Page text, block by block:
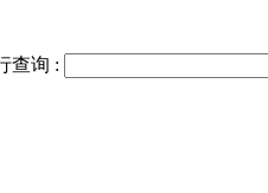
查询 :